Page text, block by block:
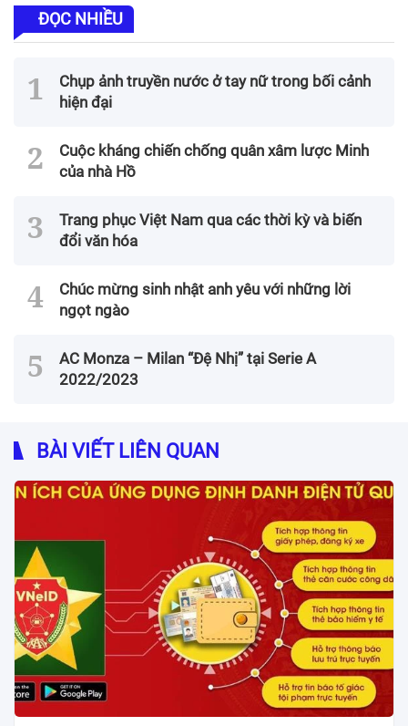
ĐỌC NHIỀU
Chụp ảnh truyền nước ở tay nữ trong bối cảnh
hiện đại
Cuộc kháng chiến chống quân xâm lược Minh
của nhà Hồ
Trang phục Việt Nam qua các thời kỳ và biến
đổi văn hóa
Chúc mừng sinh nhật anh yêu với những lời
ngọt ngào
AC Monza – Milan “Đệ Nhị” tại Serie A
2022/2023
BÀI VIẾT LIÊN QUAN